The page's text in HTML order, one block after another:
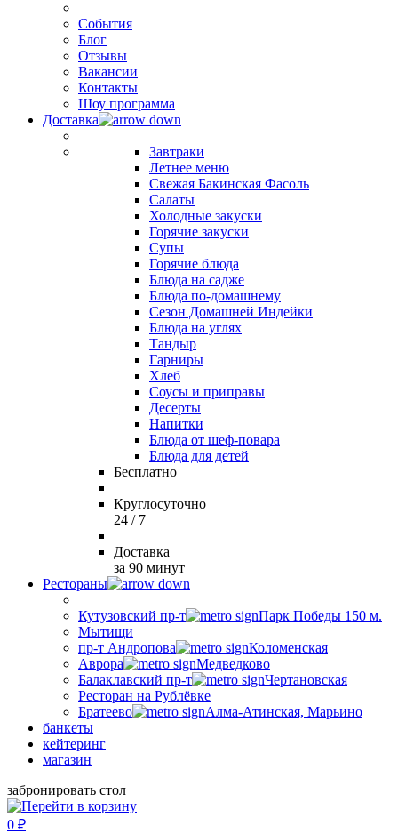
События
Блог
Отзывы
Вакансии
Контакты
Шоу программа
Доставка
Завтраки
Летнее меню
Свежая Бакинская Фасоль
Салаты
Холодные закуски
Горячие закуски
Супы
Горячие блюда
Блюда на садже
Блюда по-домашнему
Сезон Домашней Индейки
Блюда на углях
Тандыр
Гарниры
Хлеб
Соусы и приправы
Десерты
Напитки
Блюда от шеф-повара
Блюда для детей
Бесплатно
Круглосуточно
24 / 7
Доставка
за 90 минут
Рестораны
Кутузовский пр-т
Парк Победы 150 м.
Мытищи
пр-т Андропова
Коломенская
Аврора
Медведково
Балаклавский пр-т
Чертановская
Ресторан на Рублёвке
Братеево
Алма-Атинская, Марьино
банкеты
кейтеринг
магазин
забронировать стол
0 ₽